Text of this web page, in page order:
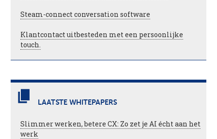
Steam-connect conversation software
Klantcontact uitbesteden met een persoonlijke
touch.
LAATSTE WHITEPAPERS
Slimmer werken, betere CX: Zo zet je AI écht aan het
werk